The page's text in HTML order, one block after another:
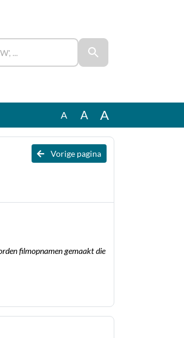
A A A
Vorige pagina
filmopnamen gemaakt die